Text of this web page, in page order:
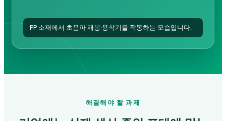
PP 소재에서 초음파 재봉·용착기를 작동하는 모습입니다.
해결해야 할 과제